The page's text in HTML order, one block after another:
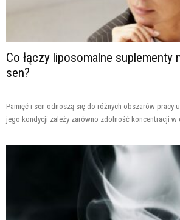
Co łączy liposomalne suplementy
sen?
Pamięć i sen odnoszą się do różnych obszarów pracy
jego kondycji zależy zarówno zdolność koncentracji w